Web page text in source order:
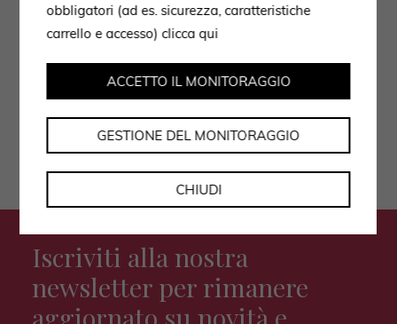
Autorizzo il trattamento dei dati secondo
l'informativa privacy policy.
Iscriviti alla nostra
newsletter per rimanere
aggiornato su novità e
obbligatori (ad es. sicurezza, caratteristiche
carrello e accesso)clicca qui
CHIUDI
GESTIONE DEL MONITORAGGIO
ACCETTO IL MONITORAGGIO